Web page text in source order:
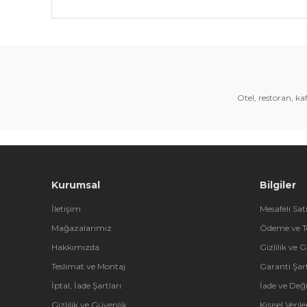
Bu ürünün fiyat bilgisi, resim, ürün
Ürün bilgilerinde hatalar bulunuyor.
Otel, restoran,
Kurumsal
İletişim
Mağazalarımız
Hakkımızda
Teslimat ve Montaj
İptal, İade Şartları
Gizlilik ve Güvenlik
Bilgiler
Mesafeli
Ödeme ve
Gizlilik ve
Garanti
İade ve
Kişisel